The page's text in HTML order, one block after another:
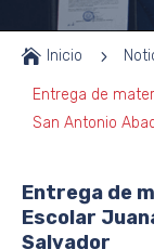
 Inicio 5
Entrega de
San Antonio
Entrega de
Escolar
Salvador